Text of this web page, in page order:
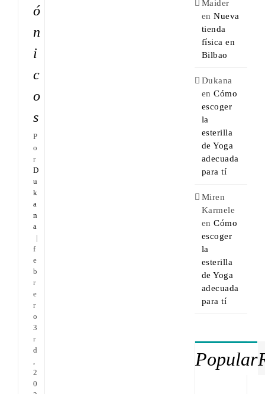
ó
n
i
c
o
s
P
o
r
D
u
k
a
n
a
|
f
e
b
r
e
r
o
3
r
d
,
2
0
Maider
enNueva
tienda
física en
Bilbao
Dukana
enCómo
escoger
la
esterilla
de Yoga
adecuada
para tí
Miren
Karmele
enCómo
escoger
la
esterilla
de Yoga
adecuada
para tí
Popular